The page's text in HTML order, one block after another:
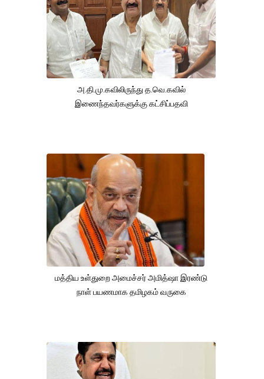
அ.தி.மு.கவிலிருந்து த.வெ.கவில்
இணைந்தவர்களுக்கு கட்சிப்பதவி
மத்திய உள்துறை அமைச்சர் அமித்ஷா இரண்டு
நாள் பயணமாக தமிழகம் வருகை